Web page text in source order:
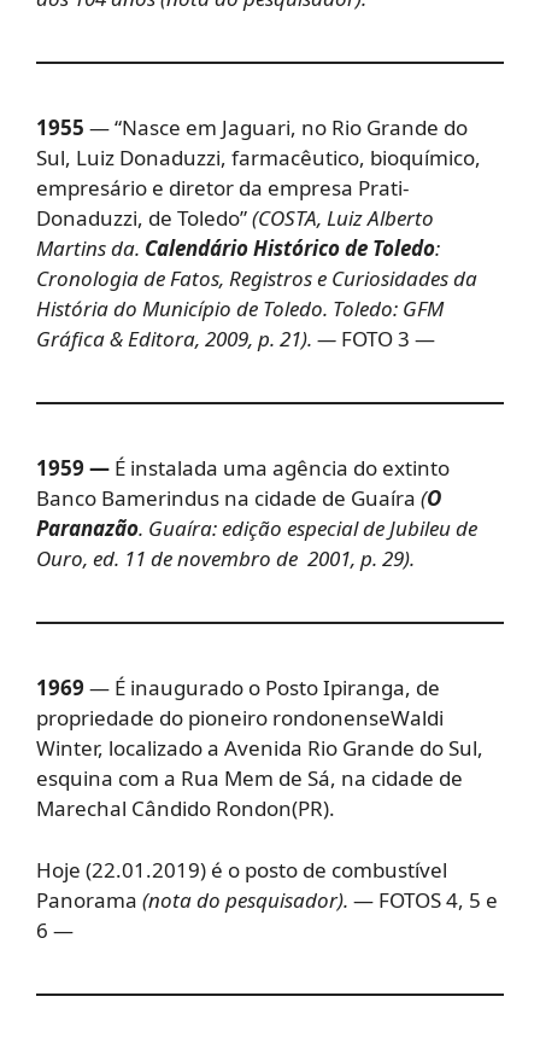
1955 — “Nasce em Jaguari, no Rio Grande do
Sul, Luiz Donaduzzi, farmacêutico, bioquímico,
empresário e diretor da empresa Prati-
Donaduzzi, de Toledo”(COSTA, Luiz Alberto
Martins da. Calendário Histórico de Toledo:
Cronologia de Fatos, Registros e Curiosidades da
História do Município de Toledo. Toledo: GFM
Gráfica & Editora, 2009, p. 21). — FOTO 3 —
1959 — É instalada uma agência do extinto
Banco Bamerindus na cidade de Guaíra (O
Paranazão. Guaíra: edição especial de Jubileu de
Ouro, ed. 11 de novembro de 2001, p. 29).
1969 — É inaugurado o Posto Ipiranga, de
propriedade do pioneiro rondonenseWaldi
Winter, localizado a Avenida Rio Grande do Sul,
esquina com a Rua Mem de Sá, na cidade de
Marechal Cândido Rondon(PR).
Hoje (22.01.2019) é o posto de combustível
Panorama (nota do pesquisador). — FOTOS 4, 5 e
6 —